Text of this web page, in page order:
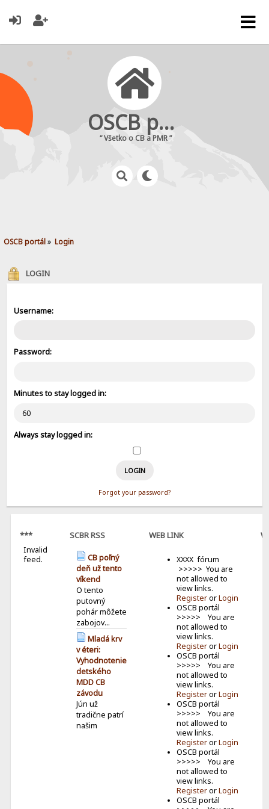
OSCB portál
“ Všetko o CB a PMR ”
OSCB portál» Login
LOGIN
Username:
Password:
Minutes to stay logged in:
Always stay logged in:
Forgot your password?
***
Invalid
feed.
SCBR RSS
CB poľný
deň už tento
víkend
O tento
putovný
pohár môžete
zabojov...
Mladá krv
v éteri:
Vyhodnotenie
detského
MDD CB
závodu
Jún už
tradične patrí
našim
WEB LINK
XXXX fórum
>>>>> You are
not allowed to
view links.
RegisterorLogin
OSCB portál
>>>>> You are
not allowed to
view links.
RegisterorLogin
OSCB portál
>>>>> You are
not allowed to
view links.
RegisterorLogin
OSCB portál
>>>>> You are
not allowed to
view links.
RegisterorLogin
OSCB portál
>>>>> You are
not allowed to
view links.
RegisterorLogin
OSCB portál